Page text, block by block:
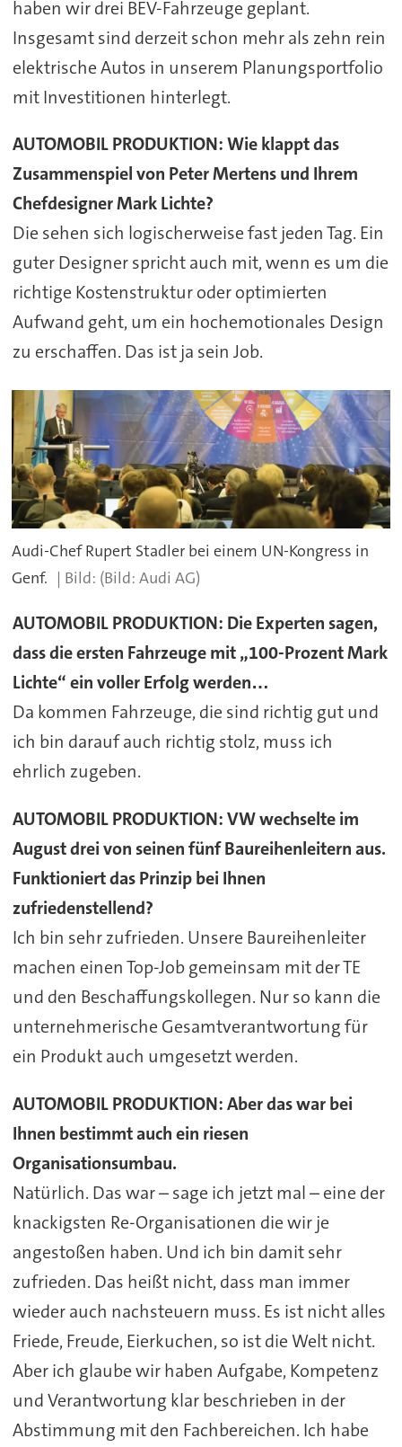
haben wir drei BEV-Fahrzeuge geplant.
Insgesamt sind derzeit schon mehr als zehn rein
elektrische Autos in unserem Planungsportfolio
mit Investitionen hinterlegt.
AUTOMOBIL PRODUKTION: Wie klappt das
Zusammenspiel von Peter Mertens und Ihrem
Chefdesigner Mark Lichte?
Die sehen sich logischerweise fast jeden Tag. Ein
guter Designer spricht auch mit, wenn es um die
richtige Kostenstruktur oder optimierten
Aufwand geht, um ein hochemotionales Design
zu erschaffen. Das ist ja sein Job.
Audi-Chef Rupert Stadler bei einem UN-Kongress in
Genf.
(Bild: Audi AG)
AUTOMOBIL PRODUKTION: Die Experten sagen,
dass die ersten Fahrzeuge mit „100-Prozent Mark
Lichte“ ein voller Erfolg werden…
Da kommen Fahrzeuge, die sind richtig gut und
ich bin darauf auch richtig stolz, muss ich
ehrlich zugeben.
AUTOMOBIL PRODUKTION: VW wechselte im
August drei von seinen fünf Baureihenleitern aus.
Funktioniert das Prinzip bei Ihnen
zufriedenstellend?
Ich bin sehr zufrieden. Unsere Baureihenleiter
machen einen Top-Job gemeinsam mit der TE
und den Beschaffungskollegen. Nur so kann die
unternehmerische Gesamtverantwortung für
ein Produkt auch umgesetzt werden.
AUTOMOBIL PRODUKTION: Aber das war bei
Ihnen bestimmt auch ein riesen
Organisationsumbau.
Natürlich. Das war – sage ich jetzt mal – eine der
knackigsten Re-Organisationen die wir je
angestoßen haben. Und ich bin damit sehr
zufrieden. Das heißt nicht, dass man immer
wieder auch nachsteuern muss. Es ist nicht alles
Friede, Freude, Eierkuchen, so ist die Welt nicht.
Aber ich glaube wir haben Aufgabe, Kompetenz
und Verantwortung klar beschrieben in der
Abstimmung mit den Fachbereichen. Ich habe